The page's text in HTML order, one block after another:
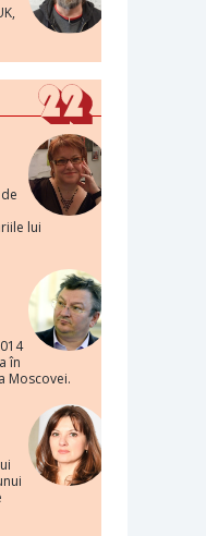
lui
în
Moscovei.